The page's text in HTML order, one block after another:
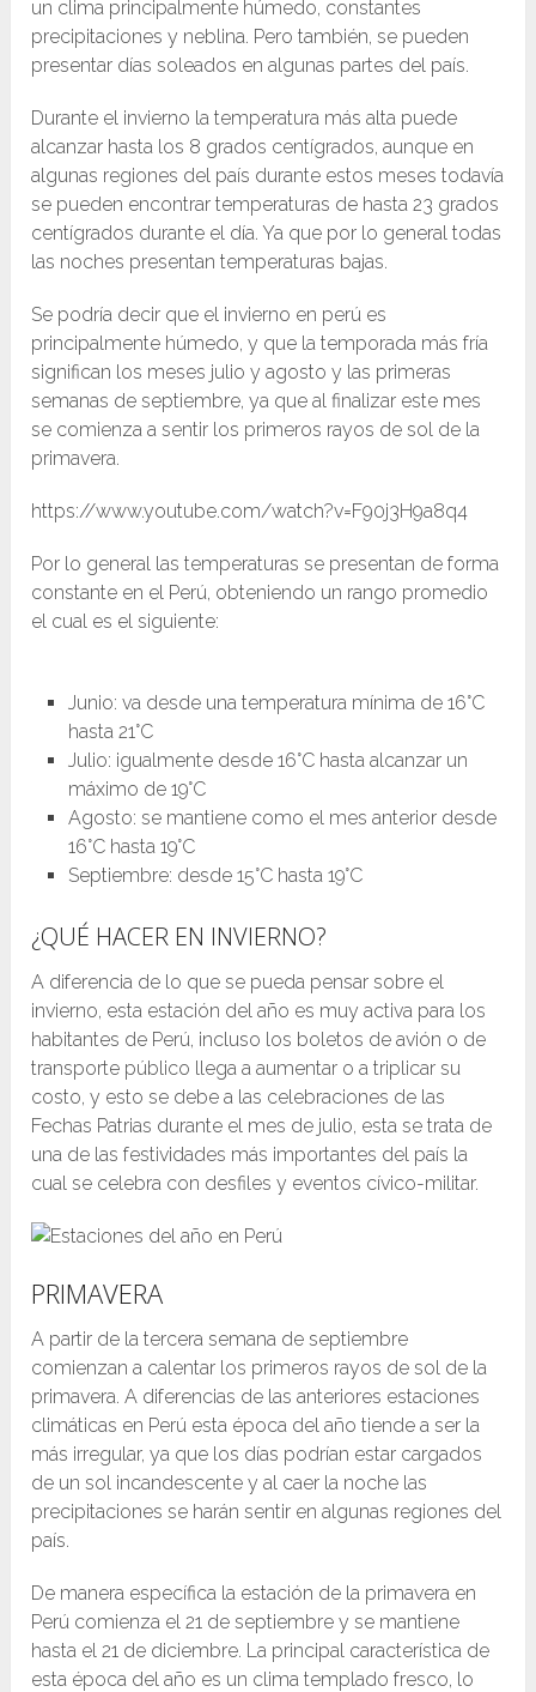
un clima principalmente húmedo, constantes
precipitaciones y neblina. Pero también, se pueden
presentar días soleados en algunas partes del país.
Durante el invierno la temperatura más alta puede
alcanzar hasta los 8 grados centígrados, aunque en
algunas regiones del país durante estos meses todavía
se pueden encontrar temperaturas de hasta 23 grados
centígrados durante el día. Ya que por lo general todas
las noches presentan temperaturas bajas.
Se podría decir que el invierno en perú es
principalmente húmedo, y que la temporada más fría
significan los meses julio y agosto y las primeras
semanas de septiembre, ya que al finalizar este mes
se comienza a sentir los primeros rayos de sol de la
primavera.
https://www.youtube.com/watch?v=F90j3H9a8q4
Por lo general las temperaturas se presentan de forma
constante en el Perú, obteniendo un rango promedio
el cual es el siguiente:
Junio: va desde una temperatura mínima de 16°C
hasta 21°C
Julio: igualmente desde 16°C hasta alcanzar un
máximo de 19°C
Agosto: se mantiene como el mes anterior desde
16°C hasta 19°C
Septiembre: desde 15°C hasta 19°C
¿QUÉ HACER EN INVIERNO?
A diferencia de lo que se pueda pensar sobre el
invierno, esta estación del año es muy activa para los
habitantes de Perú, incluso los boletos de avión o de
transporte público llega a aumentar o a triplicar su
costo, y esto se debe a las celebraciones de las
Fechas Patrias durante el mes de julio, esta se trata de
una de las festividades más importantes del país la
cual se celebra con desfiles y eventos cívico-militar.
PRIMAVERA
A partir de la tercera semana de septiembre
comienzan a calentar los primeros rayos de sol de la
primavera. A diferencias de las anteriores estaciones
climáticas en Perú esta época del año tiende a ser la
más irregular, ya que los días podrían estar cargados
de un sol incandescente y al caer la noche las
precipitaciones se harán sentir en algunas regiones del
país.
De manera específica la estación de la primavera en
Perú comienza el 21 de septiembre y se mantiene
hasta el 21 de diciembre. La principal característica de
esta época del año es un clima templado fresco, lo